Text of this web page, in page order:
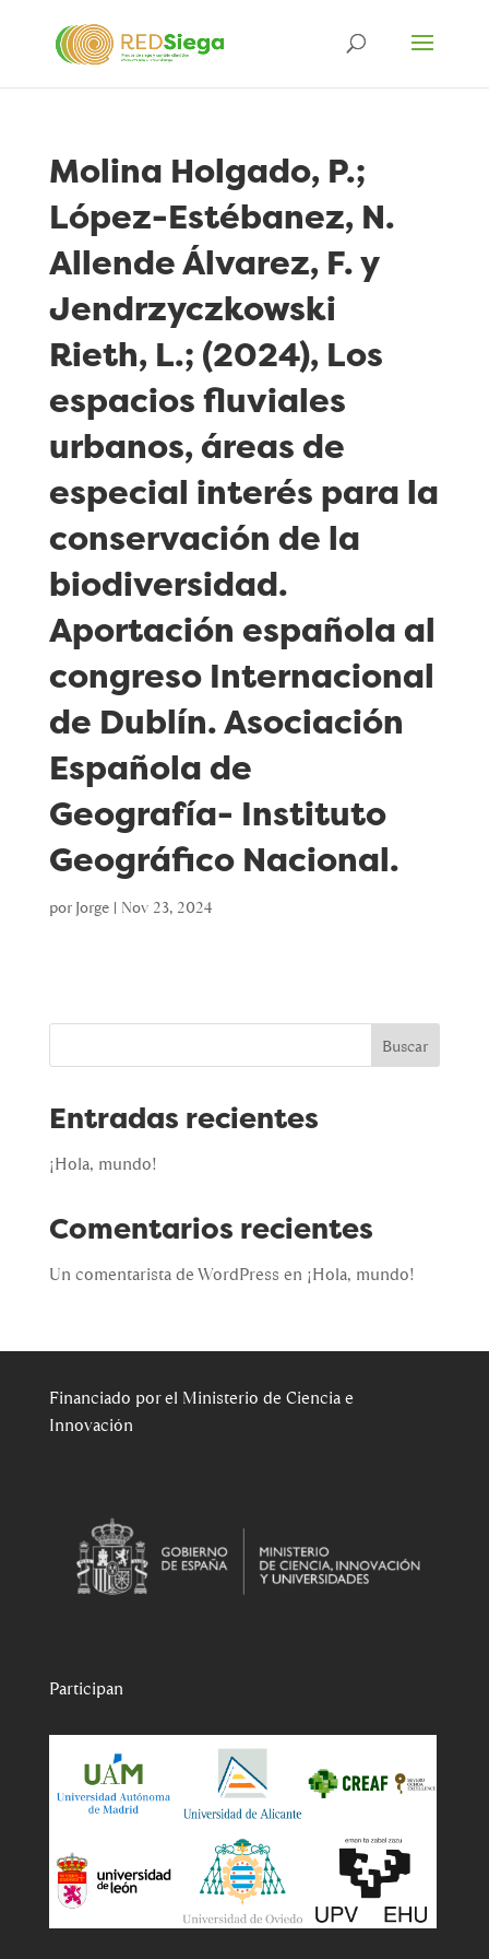
Molina Holgado, P.;
López-Estébanez, N.
Allende Álvarez, F. y
Jendrzyczkowski
Rieth, L.; (2024), Los
espacios fluviales
urbanos, áreas de
especial interés para la
conservación de la
biodiversidad.
Aportación española al
congreso Internacional
de Dublín. Asociación
Española de
Geografía- Instituto
Geográfico Nacional.
por Jorge| Nov 23, 2024
Buscar
Entradas recientes
¡Hola, mundo!
Comentarios recientes
Un comentarista de WordPress en ¡Hola, mundo!
Financiado por el Ministerio de Ciencia e
Innovación
Participan